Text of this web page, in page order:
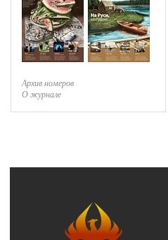
Архив номеров
О журнале